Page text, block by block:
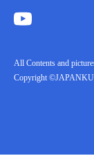
All Contents and
Copyright